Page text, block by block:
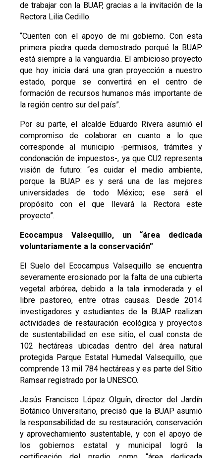
de trabajar con la BUAP, gracias a la invitación de la
Rectora Lilia Cedillo.
“Cuenten con el apoyo de mi gobierno. Con esta
primera piedra queda demostrado porqué la BUAP
está siempre a la vanguardia. El ambicioso proyecto
que hoy inicia dará una gran proyección a nuestro
estado, porque se convertirá en el centro de
formación de recursos humanos más importante de
la región centro sur del país”.
Por su parte, el alcalde Eduardo Rivera asumió el
compromiso de colaborar en cuanto a lo que
corresponde al municipio -permisos, trámites y
condonación de impuestos-, ya que CU2 representa
visión de futuro: “es cuidar el medio ambiente,
porque la BUAP es y será una de las mejores
universidades de todo México; ese será el
propósito con el que llevará la Rectora este
proyecto”.
Ecocampus Valsequillo, un “área dedicada
voluntariamente a la conservación”
El Suelo del Ecocampus Valsequillo se encuentra
severamente erosionado por la falta de una cubierta
vegetal arbórea, debido a la tala inmoderada y el
libre pastoreo, entre otras causas. Desde 2014
investigadores y estudiantes de la BUAP realizan
actividades de restauración ecológica y proyectos
de sustentabilidad en ese sitio, el cual consta de
102 hectáreas ubicadas dentro del área natural
protegida Parque Estatal Humedal Valsequillo, que
comprende 13 mil 784 hectáreas y es parte del Sitio
Ramsar registrado por la UNESCO.
Jesús Francisco López Olguín, director del Jardín
Botánico Universitario, precisó que la BUAP asumió
la responsabilidad de su restauración, conservación
y aprovechamiento sustentable, y con el apoyo de
los gobiernos estatal y municipal logró la